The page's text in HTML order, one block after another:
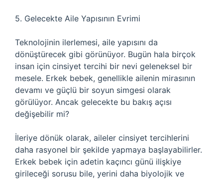
5. Gelecekte Aile Yapısının Evrimi
Teknolojinin ilerlemesi, aile yapısını da
dönüştürecek gibi görünüyor. Bugün hala birçok
insan için cinsiyet tercihi bir nevi geleneksel bir
mesele. Erkek bebek, genellikle ailenin mirasının
devamı ve güçlü bir soyun simgesi olarak
görülüyor. Ancak gelecekte bu bakış açısı
değişebilir mi?
İleriye dönük olarak, aileler cinsiyet tercihlerini
daha rasyonel bir şekilde yapmaya başlayabilirler.
Erkek bebek için adetin kaçıncı günü ilişkiye
girileceği sorusu bile, yerini daha biyolojik ve